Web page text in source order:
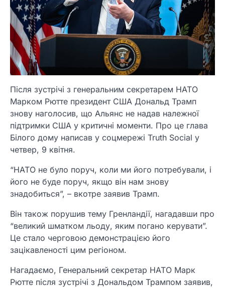
Після зустрічі з генеральним секретарем НАТО
Марком Рютте президент США Дональд Трамп
знову наголосив, що Альянс не надав належної
підтримки США у критичні моменти. Про це глава
Білого дому написав у соцмережі Truth Social у
четвер, 9 квітня.
“НАТО не було поруч, коли ми його потребували, і
його не буде поруч, якщо він нам знову
знадобиться”, – вкотре заявив Трамп.
Він також порушив тему Гренландії, нагадавши про
“великий шматком льоду, яким погано керувати”.
Це стало черговою демонстрацією його
зацікавленості цим регіоном.
Нагадаємо, Генеральний секретар НАТО Марк
Рютте після зустрічі з Дональдом Трампом заявив,